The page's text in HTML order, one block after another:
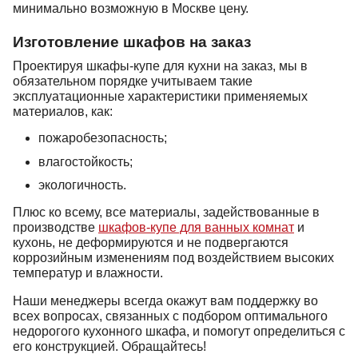
минимально возможную в Москве цену.
Изготовление шкафов на заказ
Проектируя шкафы-купе для кухни на заказ, мы в
обязательном порядке учитываем такие
эксплуатационные характеристики применяемых
материалов, как:
пожаробезопасность;
влагостойкость;
экологичность.
Плюс ко всему, все материалы, задействованные в
производстве шкафов-купе для ванных комнат и
кухонь, не деформируются и не подвергаются
коррозийным изменениям под воздействием высоких
температур и влажности.
Наши менеджеры всегда окажут вам поддержку во
всех вопросах, связанных с подбором оптимального
недорогого кухонного шкафа, и помогут определиться с
его конструкцией. Обращайтесь!